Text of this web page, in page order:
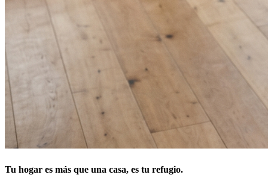
Tu hogar es más que una casa, es tu refugio.